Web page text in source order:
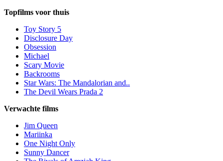
Topfilms voor thuis
Toy Story 5
Disclosure Day
Obsession
Michael
Scary Movie
Backrooms
Star Wars: The Mandalorian and..
The Devil Wears Prada 2
Verwachte films
Jim Queen
Mariinka
One Night Only
Sunny Dancer